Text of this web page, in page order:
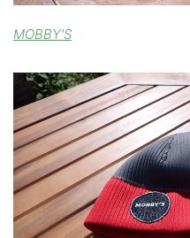
MOBBY'S